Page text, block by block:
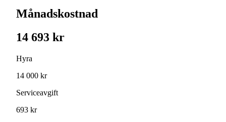
Månadskostnad
14 693 kr
Hyra
14 000 kr
Serviceavgift
693 kr